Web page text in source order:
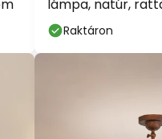
lámpa, natúr,
Raktáron